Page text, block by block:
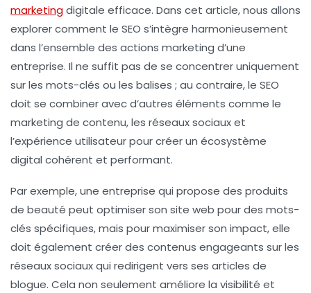
marketingdigitale efficace. Dans cet article, nous allons
explorer comment le SEO s’intègre harmonieusement
dans l’ensemble des actions marketing d’une
entreprise. Il ne suffit pas de se concentrer uniquement
sur les mots-clés ou les balises ; au contraire, le SEO
doit se combiner avec d’autres éléments comme le
marketing de contenu, les réseaux sociaux et
l’expérience utilisateur pour créer un écosystème
digital cohérent et performant.
Par exemple, une entreprise qui propose des produits
de beauté peut optimiser son site web pour des mots-
clés spécifiques, mais pour maximiser son impact, elle
doit également créer des contenus engageants sur les
réseaux sociaux qui redirigent vers ses articles de
blogue. Cela non seulement améliore la visibilité et